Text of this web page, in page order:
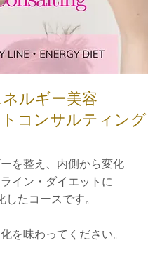
ルギー美容
コンサルティング
を整え、内側から変化
イン・ダイエットに
したコースです。
を味わってください。